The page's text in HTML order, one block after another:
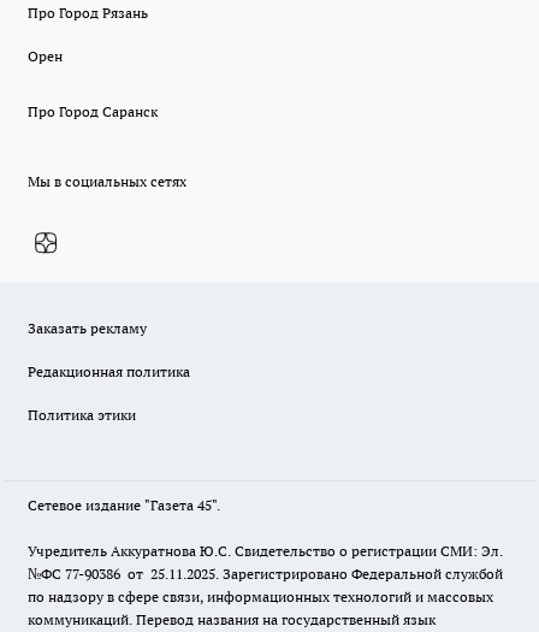
Про Город Рязань
Орен
Про Город Саранск
Мы в социальных сетях
Заказать рекламу
Редакционная политика
Политика этики
Сетевое издание "Газета 45".
Учредитель Аккуратнова Ю.С. Свидетельство о регистрации СМИ: Эл.
№ФС 77-90386 от 25.11.2025. Зарегистрировано Федеральной службой
по надзору в сфере связи, информационных технологий и массовых
коммуникаций. Перевод названия на государственный язык